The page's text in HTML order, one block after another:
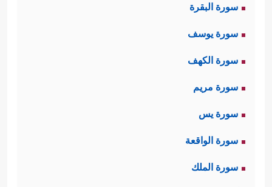
سورة البقرة
سورة يوسف
سورة الكهف
سورة مريم
سورة يس
سورة الواقعة
سورة الملك